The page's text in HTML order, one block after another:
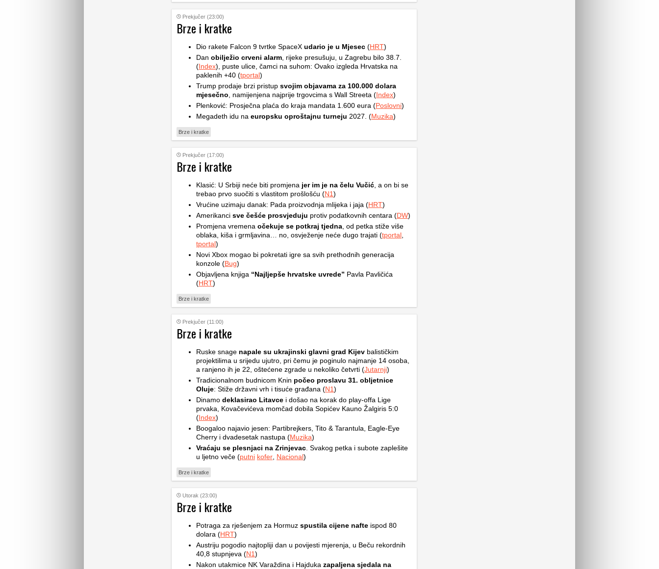
Prekjučer (23:00)
Brze i kratke
Dio rakete Falcon 9 tvrtke SpaceX udario je u Mjesec (HRT)
Dan obilježio crveni alarm , rijeke presušuju, u Zagrebu bilo 38.7.
(Index), puste ulice, čamci na suhom: Ovako izgleda Hrvatska na
paklenih +40 (tportal)
Trump prodaje brzi pristup svojim objavama za 100.000 dolara
mjesečno , namijenjena najprije trgovcima s Wall Streeta (Index)
Plenković: Prosječna plaća do kraja mandata 1.600 eura (Poslovni)
Megadeth idu na europsku oproštajnu turneju 2027. (Muzika)
Brze i kratke
Prekjučer (17:00)
Brze i kratke
Klasić: U Srbiji neće biti promjena jer im je na čelu Vučić , a on bi se
trebao prvo suočiti s vlastitom prošlošću (N1)
Vrućine uzimaju danak: Pada proizvodnja mlijeka i jaja (HRT)
Amerikanci sve češće prosvjeduju protiv podatkovnih centara (DW)
Promjena vremena očekuje se potkraj tjedna , od petka stiže više
oblaka, kiša i grmljavina… no, osvježenje neće dugo trajati (tportal
tportal)
Novi Xbox mogao bi pokretati igre sa svih prethodnih generacija
konzole (Bug)
Objavljena knjiga “Najljepše hrvatske uvrede” Pavla Pavličića
(HRT)
Brze i kratke
Prekjučer (11:00)
Brze i kratke
Ruske snage napale su ukrajinski glavni grad Kijev balističkim
projektilima u srijedu ujutro, pri čemu je poginulo najmanje 14 osoba,
a ranjeno ih je 22, oštećene zgrade u nekoliko četvrti (Jutarnji)
Tradicionalnom budnicom Knin počeo proslavu 31. obljetnice
Oluje: Stiže državni vrh i tisuće građana (N1)
Dinamo deklasirao Litavce i došao na korak do play-offa Lige
prvaka, Kovačevićeva momčad dobila Sopićev Kauno Žalgiris 5:0
(Index)
Boogaloo najavio jesen: Partibrejkers, Tito & Tarantula, Eagle-Eye
Cherry i dvadesetak nastupa (Muzika)
Vraćaju se plesnjaci na Zrinjevac . Svakog petka i subote zaplešite
u ljetno veče (putni kofer Nacional)
Brze i kratke
Utorak (23:00)
Brze i kratke
Potraga za rješenjem za Hormuz spustila cijene nafte ispod 80
dolara (HRT)
Austriju pogodio najtopliji dan u povijesti mjerenja, u Beču rekordnih
40,8 stupnjeva (N1)
Nakon utakmice NK Varaždina i Hajduka zapaljena sjedala na